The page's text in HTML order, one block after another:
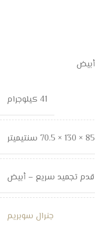
41 كيلوجرام
85 × 130 × 70.5 سنتيميتر
جنرال سوبريم